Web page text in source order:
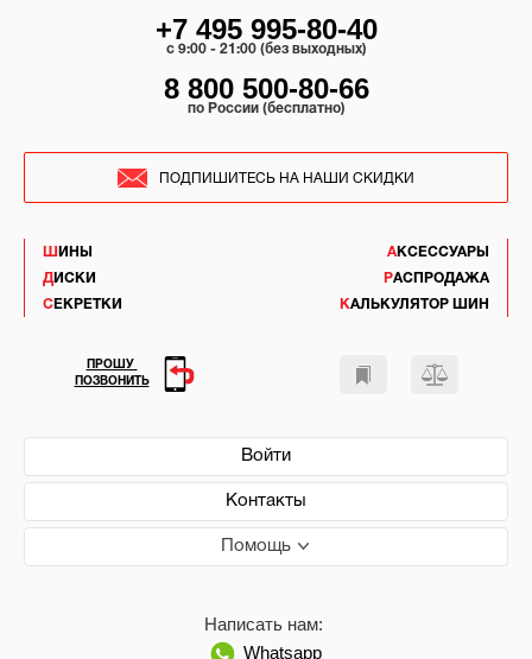
ШИНЫ
ДИСКИ
СЕКРЕТКИ
АКСЕССУАРЫ
РАСПРОДАЖА
КАЛЬКУЛЯТОР ШИН
Войти
Контакты
Помощь
Написать нам:
Whatsapp
+7 495 995-80-40
c 9:00 - 21:00 (без выходных)
8 800 500-80-66
по России (бесплатно)
ПОДПИШИТЕСЬ НА НАШИ СКИДКИ
ПРОШУ
ПОЗВОНИТЬ